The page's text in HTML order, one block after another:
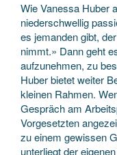
Wie Vanessa Huber
niederschwellig
es jemanden gibt,
nimmt.» Dann geht
aufzunehmen, zu
Huber bietet weiter
kleinen Rahmen.
Gespräch am
Vorgesetzten
zu einem gewissen
unterliegt der